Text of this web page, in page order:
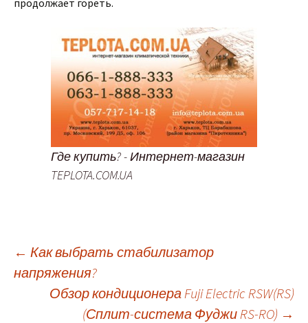
продолжает гореть.
Где купить? - Интернет-магазин
TEPLOTA.COM.UA
Навигация
← Как выбрать стабилизатор
напряжения?
Обзор кондиционера Fuji Electric RSW(RS)
(Сплит-система Фуджи RS-RO) →